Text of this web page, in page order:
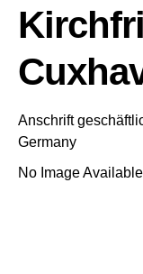
Anschrift
Germany
No Image Available